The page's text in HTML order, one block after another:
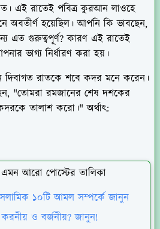
এই রাতেই পবিত্র কুরআন লাওহে
অবতীর্ণ হয়েছিল। আপনি কি ভাবছেন,
এত গুরুত্বপূর্ণ? কারণ এই রাতেই
ভাগ্য নির্ধারণ করা হয়।
রাতকে শবে কদর মনে করেন।
"তোমরা রমজানের শেষ দশকের
তালাশ করো।" অর্থাৎ:
আরো পোস্টের তালিকা
১০টি আমল সম্পর্কে জানুন
ও বর্জনীয়? জানুন!